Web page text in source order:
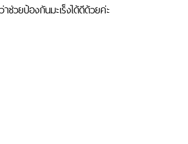
วยป้องกันมะเร็งได้ดีด้วยค่ะ